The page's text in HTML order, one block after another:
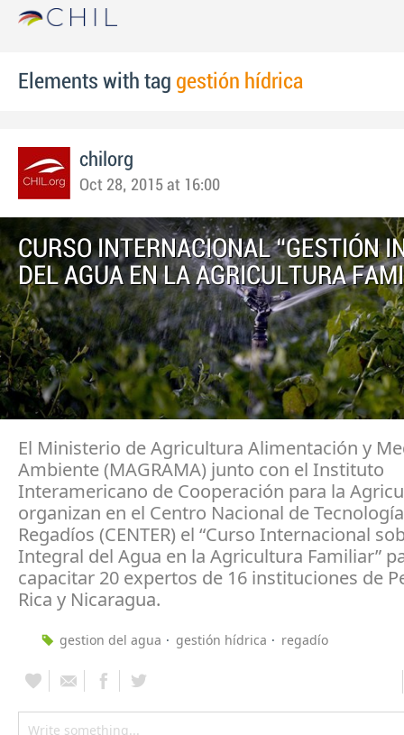
Elements with tag gestión hídrica
chilorg
Oct 28, 2015 at 16:00
CURSO INTERNACIONAL “GESTIÓN
DEL AGUA EN LA AGRICULTURA
El Ministerio de Agricultura Alimentación y
Ambiente (MAGRAMA) junto con el Instituto
Interamericano de Cooperación para la
organizan en el Centro Nacional de
Regadíos (CENTER) el “Curso Internacional
Integral del Agua en la Agricultura Familiar”
capacitar 20 expertos de 16 instituciones de
Rica y Nicaragua.
gestion del agua gestión hídrica regadío